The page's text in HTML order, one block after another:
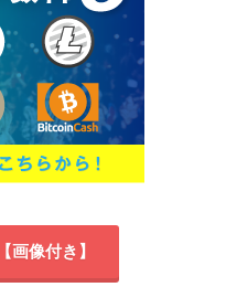
画像付き】